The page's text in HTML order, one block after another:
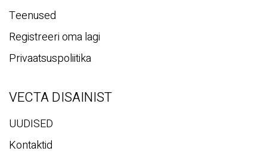
Teenused
Registreeri oma lagi
Privaatsuspoliitika
VECTA DISAINIST
UUDISED
Kontaktid